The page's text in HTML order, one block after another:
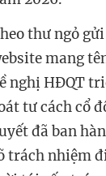
thư ngỏ
mang
nghị HĐQT
tư cách cổ
đã ban
trách nhiệm